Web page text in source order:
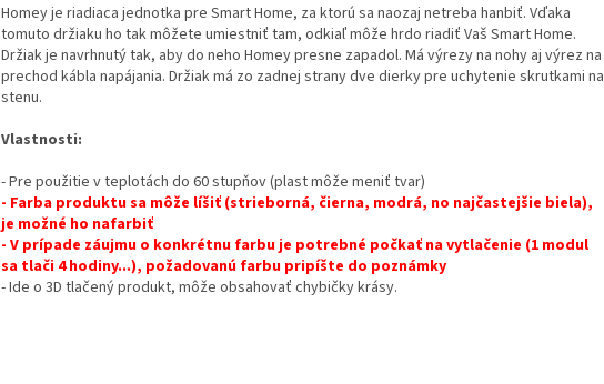
Homey je riadiaca jednotka pre Smart Home, za ktorú sa naozaj netreba hanbiť. Vďaka
tomuto držiaku ho tak môžete umiestniť tam, odkiaľ môže hrdo riadiť Vaš Smart Home.
Držiak je navrhnutý tak, aby do neho Homey presne zapadol. Má výrezy na nohy aj výrez na
prechod kábla napájania. Držiak má zo zadnej strany dve dierky pre uchytenie skrutkami na
stenu.
Vlastnosti:
- Pre použitie v teplotách do 60 stupňov (plast môže meniť tvar)
- Farba produktu sa môže líšiť (strieborná, čierna, modrá, no najčastejšie biela),
je možné ho nafarbiť
- V prípade záujmu o konkrétnu farbu je potrebné počkať na vytlačenie (1 modul
sa tlači 4 hodiny...), požadovanú farbu pripíšte do poznámky
- Ide o 3D tlačený produkt, môže obsahovať chybičky krásy.